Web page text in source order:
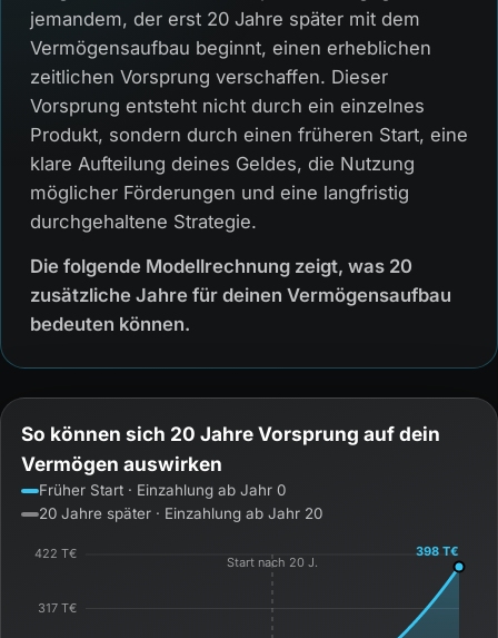
jemandem, der erst 20 Jahre später mit dem
Vermögensaufbau beginnt, einen erheblichen
zeitlichen Vorsprung verschaffen. Dieser
Vorsprung entsteht nicht durch ein einzelnes
Produkt, sondern durch einen früheren Start, eine
klare Aufteilung deines Geldes, die Nutzung
möglicher Förderungen und eine langfristig
durchgehaltene Strategie.
Die folgende Modellrechnung zeigt, was 20
zusätzliche Jahre für deinen Vermögensaufbau
bedeuten können.
So können sich 20 Jahre Vorsprung auf dein
Vermögen auswirken
Früher Start · Einzahlung ab Jahr 0
20 Jahre später · Einzahlung ab Jahr 20